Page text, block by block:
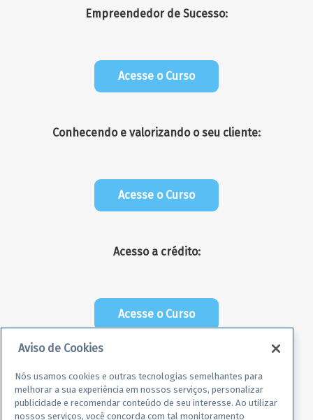
Empreendedor de Sucesso:
Acesse o Curso
Conhecendo e valorizando o seu cliente:
Acesse o Curso
Acesso a crédito:
Acesse o Curso
Aviso de Cookies
Nós usamos cookies e outras tecnologias semelhantes para
melhorar a sua experiência em nossos serviços, personalizar
publicidade e recomendar conteúdo de seu interesse. Ao utilizar
nossos serviços, você concorda com tal monitoramento